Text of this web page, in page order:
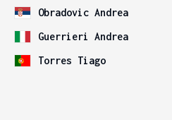
Obradovic Andrea
Guerrieri Andrea
Torres Tiago